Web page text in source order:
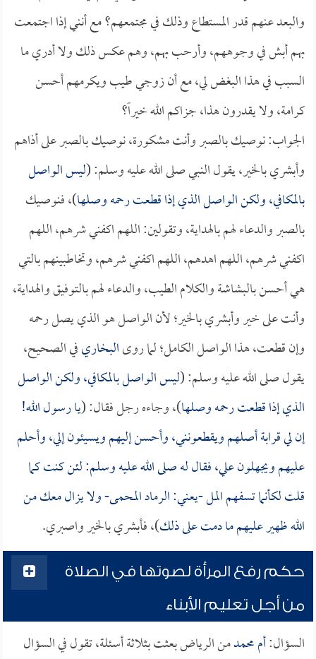
والبعد عنهم قدر المستطاع وذلك في مجتمعهم؟ مع أنني إذا اجتمعت
بهم أبش في وجوههم، وأرحب بهم، وهم عكس ذلك ولا أدري ما
السبب في هذا البغض لي، مع أن زوجي طيب ويكرمهم أحسن
كرامة، ولا يقدرون هذا، جزاكم الله خيراً؟
الجواب: نوصيك بالصبر وأنت مشكورة، نوصيك بالصبر على أذاهم
وأبشري بالخير، يقول النبي صلى الله عليه وسلم: (ليس الواصل
بالمكافي، ولكن الواصل الذي إذا قطعت رحمه وصلها)، فنوصيك
بالصبر والدعاء لهم بالهداية، وتقولين: اللهم اكفني شرهم، اللهم
اكفني شرهم، اللهم اهدهم، اللهم اكفني شرهم، وتخاطبينهم بالتي
هي أحسن بالبشاشة والكلام الطيب، والدعاء لهم بالتوفيق والهداية،
وأنت على خير وأبشري بالخير؛ لأن الواصل هو الذي يصل رحمه
وإن قطعت، هذا الواصل الكامل؛ لما روىالبخاريفي الصحيح،
يقول صلى الله عليه وسلم: (ليس الواصل بالمكافي، ولكن الواصل
الذي إذا قطعت رحمه وصلها)، وجاءه رجل فقال: (يا رسول الله!
إن لي قرابة أصلهم ويقطعونني، وأحسن إليهم ويسيئون إلي، وأحلم
عليهم ويجهلون علي، فقال له صلى الله عليه وسلم: لئن كنت كما
قلت لكأنما تسفهم المل -يعني: الرماد المحمى- ولا يزال معك من
الله ظهير عليهم ما دمت على ذلك)، فأبشري بالخير واصبري.
حكم رفع المرأة لصوتها في الصلاة
من أجل تعليم الأبناء
السؤال:أم محمدمن الرياض بعثت بثلاثة أسئلة، تقول في السؤال